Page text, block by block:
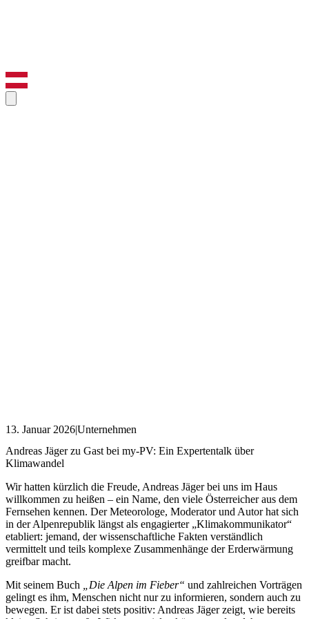
13. Januar 2026|Unternehmen
Andreas Jäger zu Gast bei my-PV: Ein Expertentalk über
Klimawandel
Wir hatten kürzlich die Freude, Andreas Jäger bei uns im Haus
willkommen zu heißen – ein Name, den viele Österreicher aus dem
Fernsehen kennen. Der Meteorologe, Moderator und Autor hat sich
in der Alpenrepublik längst als engagierter „Klimakommunikator“
etabliert: jemand, der wissenschaftliche Fakten verständlich
vermittelt und teils komplexe Zusammenhänge der Erderwärmung
greifbar macht.
Mit seinem Buch „Die Alpen im Fieber“ und zahlreichen Vorträgen
gelingt es ihm, Menschen nicht nur zu informieren, sondern auch zu
bewegen. Er ist dabei stets positiv: Andreas Jäger zeigt, wie bereits